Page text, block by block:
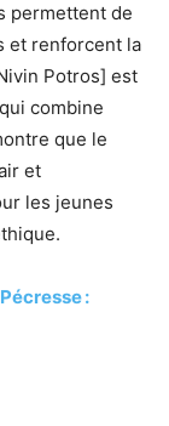
permettent de
et renforcent la
Potros] est
combine
que le
et
les jeunes
: